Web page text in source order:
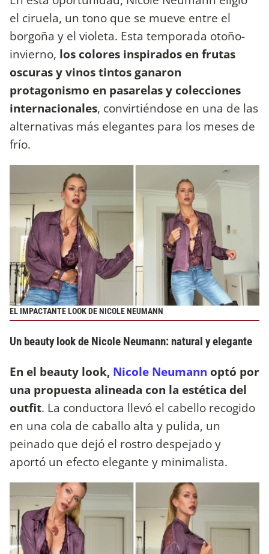
el ciruela, un tono que se mueve entre el
borgoña y el violeta. Esta temporada otoño-
invierno, los colores inspirados en frutas
oscuras y vinos tintos ganaron
protagonismo en pasarelas y colecciones
internacionales, convirtiéndose en una de las
alternativas más elegantes para los meses de
frío.
EL IMPACTANTE LOOK DE NICOLE NEUMANN
Un beauty look de Nicole Neumann: natural y elegante
En el beauty look, Nicole Neumann optó por
una propuesta alineada con la estética del
outfit. La conductora llevó el cabello recogido
en una cola de caballo alta y pulida, un
peinado que dejó el rostro despejado y
aportó un efecto elegante y minimalista.